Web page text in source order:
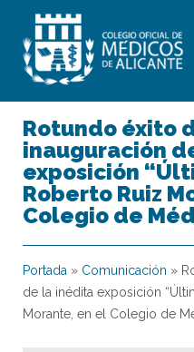
Rotundo éxito
inauguración
exposición
Roberto Ruiz
Colegio de
Portada » Comunicación »
de la inédita exposición
Morante, en el Colegio de